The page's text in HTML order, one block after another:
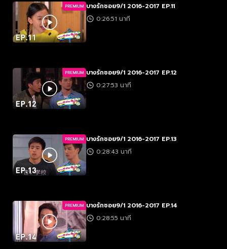
PREMIUM บางรักซอย9/1 2016-2017 EP.11
0:26:51 นาที
PREMIUM บางรักซอย9/1 2016-2017 EP.12
0:27:53 นาที
PREMIUM บางรักซอย9/1 2016-2017 EP.13
0:28:43 นาที
PREMIUM บางรักซอย9/1 2016-2017 EP.14
0:28:55 นาที